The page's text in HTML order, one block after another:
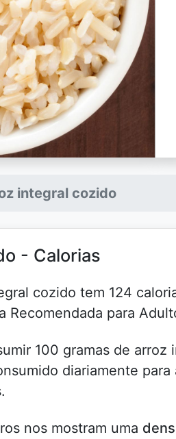
integral cozido
- Calorias
cozido tem 124
Recomendada para
100 gramas de
diariamente
nos mostram uma